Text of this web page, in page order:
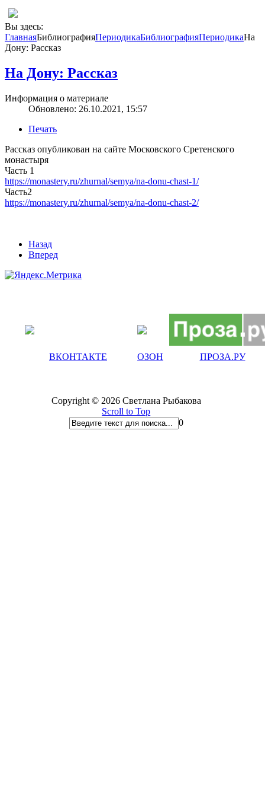
Вы здесь:
ГлавнаяБиблиографияПериодикаБиблиографияПериодикаНа
Дону: Рассказ
На Дону: Рассказ
Информация о материале
Обновлено: 26.10.2021, 15:57
Печать
Рассказ опубликован на сайте Московского Сретенского
монастыря
Часть 1
https://monastery.ru/zhurnal/semya/na-donu-chast-1/
Часть2
https://monastery.ru/zhurnal/semya/na-donu-chast-2/
Назад
Вперед
ВКОНТАКТЕ ОЗОН ПРОЗА.РУ
Copyright © 2026 Светлана Рыбакова
Scroll to Top
0